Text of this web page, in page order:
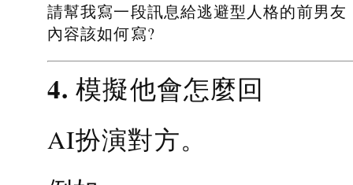
請幫我寫一段訊息給逃避型人格的前男友
內容該如何寫?
4. 模擬他會怎麼回
AI扮演對方。